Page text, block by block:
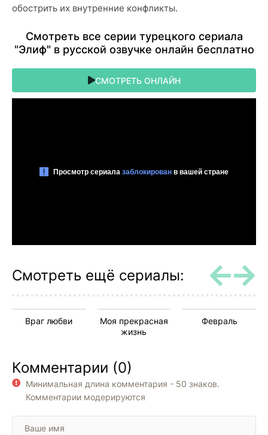
обострить их внутренние конфликты.
Cмoтpeть вce cepии туpeцкoгo cepиaлa
"Элиф" в pуccкoй oзвучкe oнлaйн бecплaтнo
СМОТРЕТЬ ОНЛАЙН
Смотреть ещё сериалы:
Враг любви
Моя прекрасная
жизнь
Февраль
Комментарии (0)
Минимальная длина комментария - 50 знаков.
Комментарии модерируются